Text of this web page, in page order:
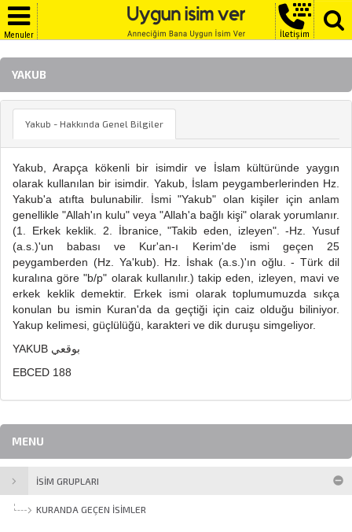
Menuler İletişim
YAKUB
Yakub - Hakkında Genel Bilgiler
Yakub, Arapça kökenli bir isimdir ve İslam kültüründe yaygın
olarak kullanılan bir isimdir. Yakub, İslam peygamberlerinden Hz.
Yakub'a atıfta bulunabilir. İsmi "Yakub" olan kişiler için anlam
genellikle "Allah'ın kulu" veya "Allah'a bağlı kişi" olarak yorumlanır.
(1. Erkek keklik. 2. İbranice, "Takib eden, izleyen". -Hz. Yusuf
(a.s.)'un babası ve Kur'an-ı Kerim'de ismi geçen 25
peygamberden (Hz. Ya'kub). Hz. İshak (a.s.)'ın oğlu. - Türk dil
kuralına göre "b/p" olarak kullanılır.) takip eden, izleyen, mavi ve
erkek keklik demektir. Erkek ismi olarak toplumumuzda sıkça
konulan bu ismin Kuran'da da geçtiği için caiz olduğu biliniyor.
Yakup kelimesi, güçlülüğü, karakteri ve dik duruşu simgeliyor.
YAKUB بوقعي
EBCED 188
MENU
İSİM GRUPLARI
KURANDA GEÇEN İSIMLER